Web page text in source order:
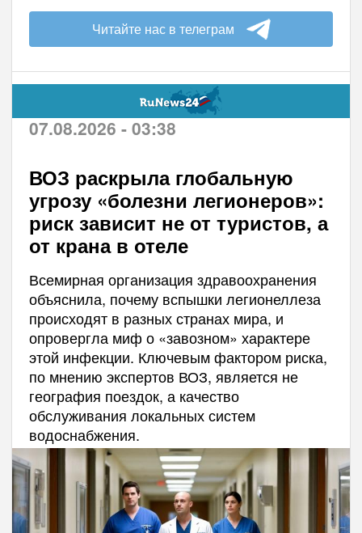
Читайте нас в телеграм
07.08.2026 - 03:38
ВОЗ раскрыла глобальную
угрозу «болезни легионеров»:
риск зависит не от туристов, а
от крана в отеле
Всемирная организация здравоохранения
объяснила, почему вспышки легионеллеза
происходят в разных странах мира, и
опровергла миф о «завозном» характере
этой инфекции. Ключевым фактором риска,
по мнению экспертов ВОЗ, является не
география поездок, а качество
обслуживания локальных систем
водоснабжения.